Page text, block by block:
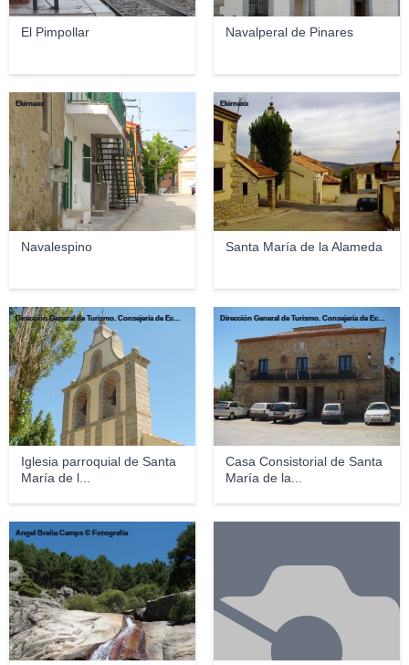
El Pimpollar Navalperal de Pinares
Navalespino
Ekirnexx
Santa María de la Alameda
Ekirnexx
Iglesia parroquial de Santa
María de l...
Dirección General de Turismo. Consejería de Economía e Innovación Tecnológica. Comunidad de Madrid.
Casa Consistorial de Santa
María de la...
Dirección General de Turismo. Consejería de Economía e Innovación Tecnológica. Comunidad de Madrid.
Ángel Breña Camps © Fotografía